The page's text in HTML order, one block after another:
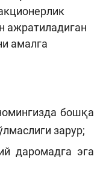
ажратиладиган
амалга
бошқа
зарур;
даромадга эга